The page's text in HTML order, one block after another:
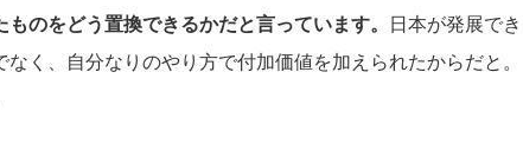
のをどう置換できるかだと言っています。 日本が発展でき
く、自分なりのやり方で付加価値を加えられたからだと。